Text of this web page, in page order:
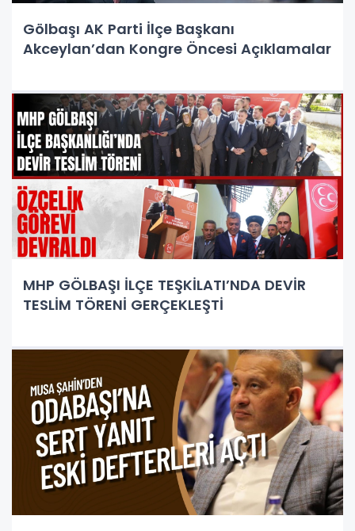
Gölbaşı AK Parti İlçe Başkanı
Akceylan’dan Kongre Öncesi Açıklamalar
MHP GÖLBAŞI İLÇE TEŞKİLATI’NDA DEVİR
TESLİM TÖRENİ GERÇEKLEŞTİ